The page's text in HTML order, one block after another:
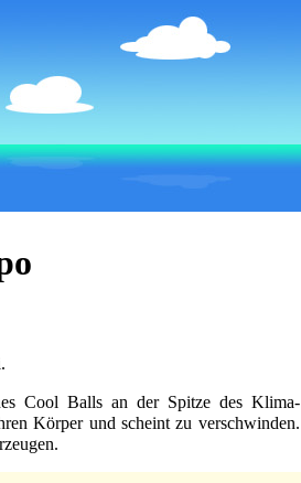
.
Cool Balls an der Spitze des Klima-
Körper und scheint zu verschwinden.